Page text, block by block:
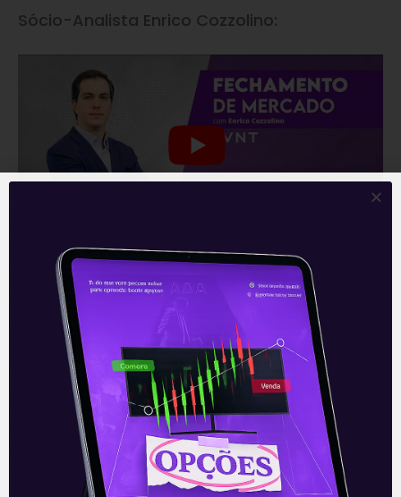
Sócio-Analista Enrico Cozzolino:
Acompanhe nossas Redes Sociais!
O conteúdo foi útil para você? Compartilhe!